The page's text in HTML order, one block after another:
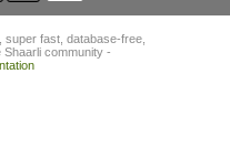
fast, database-free,
community -